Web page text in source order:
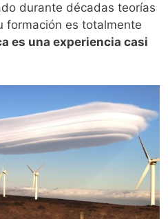
durante décadas teorías
formación es totalmente
es una experiencia casi